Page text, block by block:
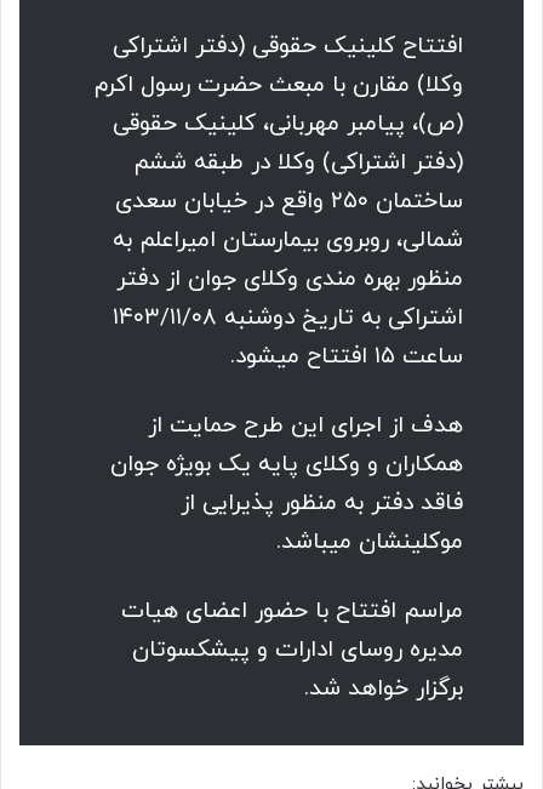
افتتاح کلینیک حقوقی (دفتر اشتراکی
وکلا) مقارن با مبعث حضرت رسول اکرم
(ص)، پیامبر مهربانی، کلینیک حقوقی
(دفتر اشتراکی) وکلا در طبقه ششم
ساختمان ۲۵۰ واقع در خیابان سعدی
شمالی، روبروی بیمارستان امیراعلم به
منظور بهره مندی وکلای جوان از دفتر
اشتراکی به تاریخ دوشنبه ۱۴۰۳/۱۱/۰۸
ساعت ۱۵ افتتاح میشود.
هدف از اجرای این طرح حمایت از
همکاران و وکلای پایه یک بویژه جوان
فاقد دفتر به منظور پذیرایی از
موکلینشان میباشد.
مراسم افتتاح با حضور اعضای هیات
مدیره روسای ادارات و پیشکسوتان
برگزار خواهد شد.